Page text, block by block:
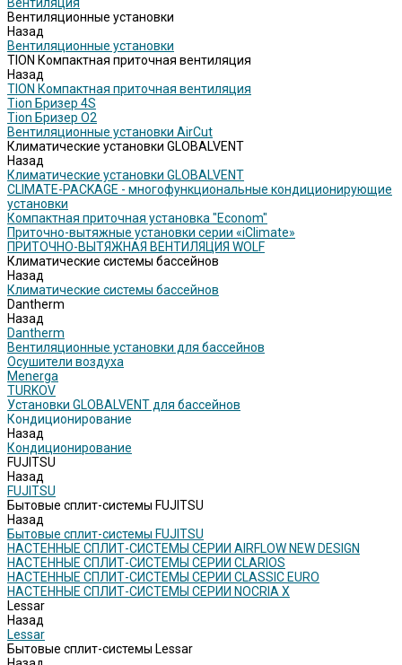
Вентиляционные установки
Назад
Вентиляционные установки
TION Компактная приточная вентиляция
Назад
TION Компактная приточная вентиляция
Tion Бризер 4S
Tion Бризер O2
Вентиляционные установки AirCut
Климатические установки GLOBALVENT
Назад
Климатические установки GLOBALVENT
CLIMATE-PACKAGE - многофункциональные кондиционирующие
установки
Компактная приточная установка "Econom"
Приточно-вытяжные установки серии «iClimate»
ПРИТОЧНО-ВЫТЯЖНАЯ ВЕНТИЛЯЦИЯ WOLF
Климатические системы бассейнов
Назад
Климатические системы бассейнов
Dantherm
Назад
Dantherm
Вентиляционные установки для бассейнов
Осушители воздуха
Menerga
TURKOV
Установки GLOBALVENT для бассейнов
Кондиционирование
Назад
Кондиционирование
FUJITSU
Назад
FUJITSU
Бытовые сплит-системы FUJITSU
Назад
Бытовые сплит-системы FUJITSU
НАСТЕННЫЕ СПЛИТ-СИСТЕМЫ СЕРИИ AIRFLOW NEW DESIGN
НАСТЕННЫЕ СПЛИТ-СИСТЕМЫ СЕРИИ CLARIOS
НАСТЕННЫЕ СПЛИТ-СИСТЕМЫ СЕРИИ CLASSIC EURO
НАСТЕННЫЕ СПЛИТ-СИСТЕМЫ СЕРИИ NOCRIA X
Lessar
Назад
Lessar
Бытовые сплит-системы Lessar